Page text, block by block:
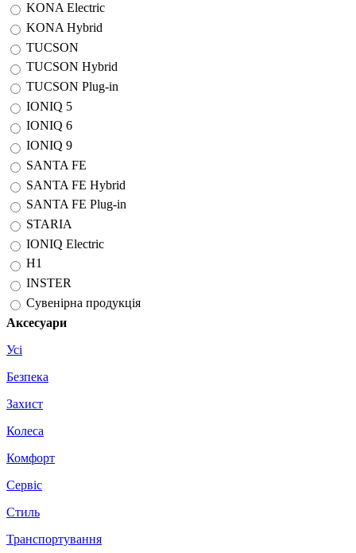
KONA Electric
KONA Hybrid
TUCSON
TUCSON Hybrid
TUCSON Plug-in
IONIQ 5
IONIQ 6
IONIQ 9
SANTA FE
SANTA FE Hybrid
SANTA FE Plug-in
STARIA
IONIQ Electric
H1
INSTER
Сувенірна продукція
Аксесуари
Усі
Безпека
Захист
Колеса
Комфорт
Сервіс
Стиль
Транспортування